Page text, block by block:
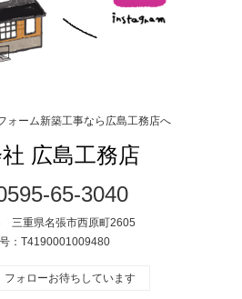
ーム新築工事なら広島工務店へ
広島工務店
65-3040
三重県名張市西原町2605
：T4190001009480
ォローお待ちしています